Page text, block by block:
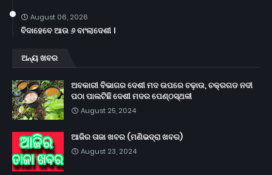
August 06, 2026
ବିଦାହେବେ ଆଉ ୬ ବାଂଲାଦେଶୀ ।
ଅନ୍ୟ ଖବର
ଅବକାରୀ ବିଭାଗର ଦେଶୀ ମଦ ଉପରେ ଚଢ଼ାଉ, ଚକ୍ରଗଡ ନଦୀ
ପଠା ପାଲଟିଛି ଦେଶୀ ମଦର ପେଣ୍ଠସ୍ଥଳୀ
August 25, 2024
ଆଜିର ତାଜା ଖବର (ମଣିଭଦ୍ରା ଖବର)
August 23, 2024